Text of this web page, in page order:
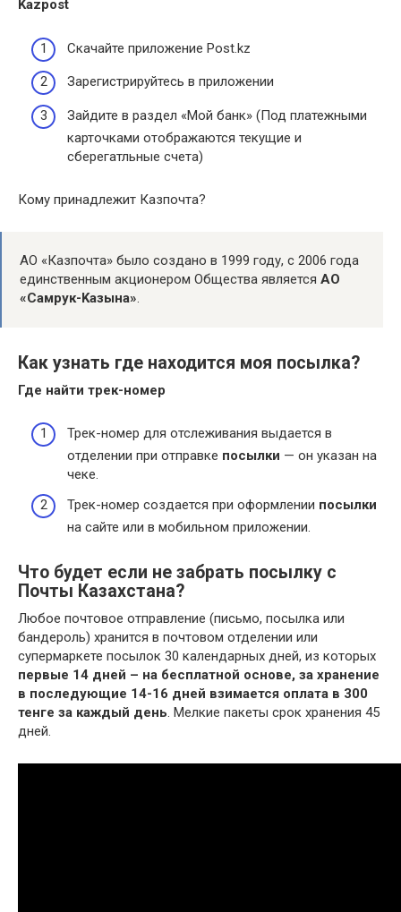
Kazpost
Скачайте приложение Post.kz ⠀
Зарегистрируйтесь в приложении ⠀
Зайдите в раздел «Мой банк» (Под платежными
карточками отображаются текущие и
сберегатльные счета) ⠀
Кому принадлежит Казпочта?
АО «Казпочта» было создано в 1999 году, с 2006 года
единственным акционером Общества является АО
«Самрук-Kазына».
Как узнать где находится моя посылка?
Где найти трек-номер
Трек-номер для отслеживания выдается в
отделении при отправке посылки — он указан на
чеке.
Трек-номер создается при оформлении посылки
на сайте или в мобильном приложении.
Что будет если не забрать посылку с
Почты Казахстана?
Любое почтовое отправление (письмо, посылка или
бандероль) хранится в почтовом отделении или
супермаркете посылок 30 календарных дней, из которых
первые 14 дней – на бесплатной основе, за хранение
в последующие 14-16 дней взимается оплата в 300
тенге за каждый день. Мелкие пакеты срок хранения 45
дней.